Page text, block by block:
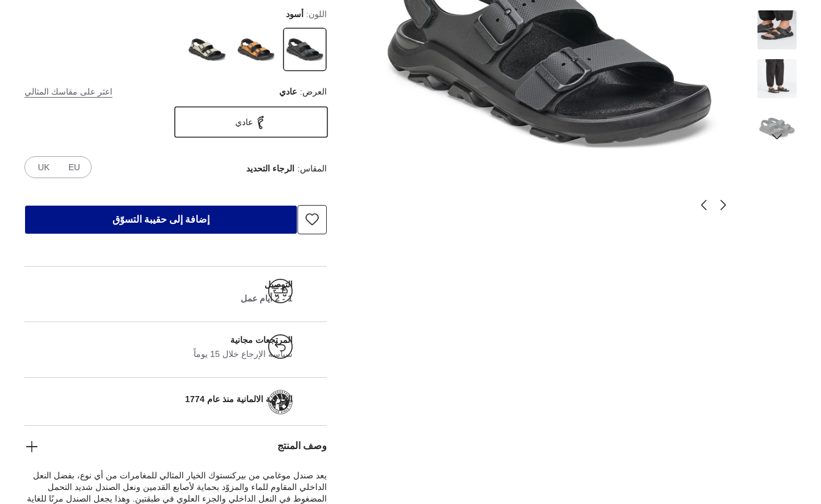
اللون: أسود
العرض: عادي اعثر على مقاسك المثالي
عادي
المقاس: الرجاء التحديد EU
UK
إضافة إلى حقيبة التسوّق
التوصيل
1 - 2 أيام عمل
المرتجعات مجانية
سياسة الإرجاع خلال 15 يوماً
الحرفية الالمانية منذ عام 1774
وصف المنتج
يعد صندل موغامي من بيركنستوك الخيار المثالي للمغامرات من أي نوع، بفضل النعل
الداخلي المقاوم للماء والمزوّد بحماية لأصابع القدمين ونعل الصندل شديد التحمل
المضغوط في النعل الداخلي والجزء العلوي في طبقتين. وهذا يجعل الصندل مرنًا للغاية